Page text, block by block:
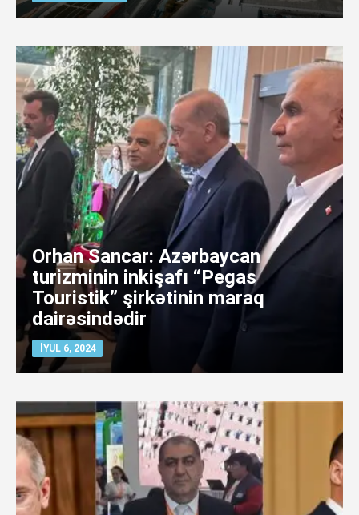
Orhan Sancar: Azərbaycan
turizminin inkişafı “Pegas
Touristik” şirkətinin maraq
dairəsindədir
İYUL 6, 2024